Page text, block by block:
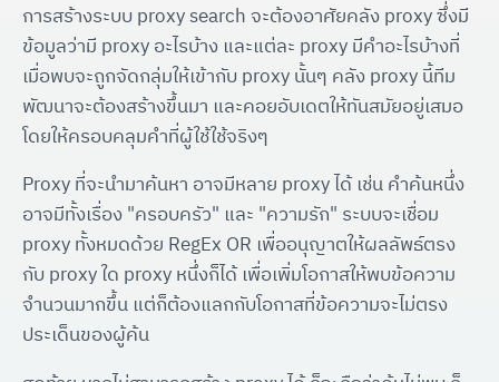
การสร้างระบบ proxy search จะต้องอาศัยคลัง proxy ซึ่งมี
ข้อมูลว่ามี proxy อะไรบ้าง และแต่ละ proxy มีคำอะไรบ้างที่
เมื่อพบจะถูกจัดกลุ่มให้เข้ากับ proxy นั้นๆ คลัง proxy นี้ทีม
พัฒนาจะต้องสร้างขึ้นมา และคอยอับเดตให้ทันสมัยอยู่เสมอ
โดยให้ครอบคลุมคำที่ผู้ใช้ใช้จริงๆ
Proxy ที่จะนำมาค้นหา อาจมีหลาย proxy ได้ เช่น คำค้นหนึ่ง
อาจมีทั้งเรื่อง "ครอบครัว" และ "ความรัก" ระบบจะเชื่อม
proxy ทั้งหมดด้วย RegEx OR เพื่ออนุญาตให้ผลลัพธ์ตรง
กับ proxy ใด proxy หนึ่งก็ได้ เพื่อเพิ่มโอกาสให้พบข้อความ
จำนวนมากขึ้น แต่ก็ต้องแลกกับโอกาสที่ข้อความจะไม่ตรง
ประเด็นของผู้ค้น